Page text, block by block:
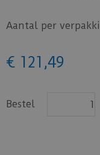
Aantal per
€ 121 ,49
Bestel